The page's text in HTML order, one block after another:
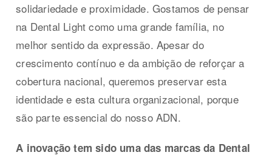
solidariedade e proximidade. Gostamos de pensar
na Dental Light como uma grande família, no
melhor sentido da expressão. Apesar do
crescimento contínuo e da ambição de reforçar a
cobertura nacional, queremos preservar esta
identidade e esta cultura organizacional, porque
são parte essencial do nosso ADN.
A inovação tem sido uma das marcas da Dental